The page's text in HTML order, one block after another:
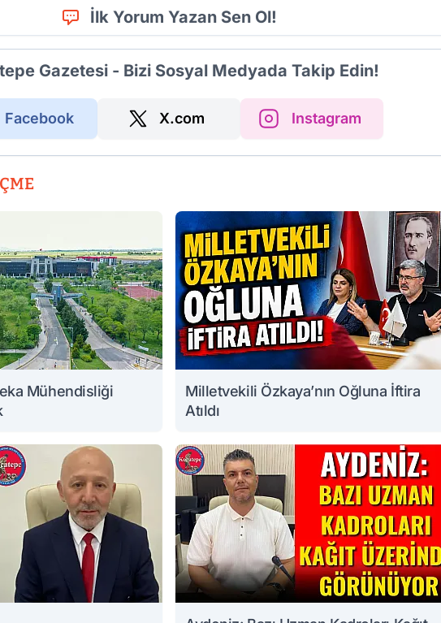
İlk Yorum Yazan Sen Ol!
Gazetesi - Bizi Sosyal Medyada Takip Edin!
Facebook X.com Instagram
Mühendisliği
Milletvekili Özkaya’nın Oğluna İftira
Atıldı